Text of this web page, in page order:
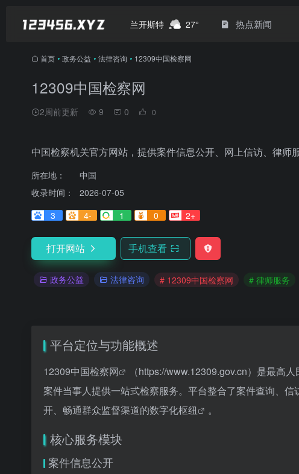
兰开斯特 27° 热点新闻
首页 • 政务公益 • 法律咨询 • 12309中国检察网
12309中国检察网
2周前更新 9 0 0
中国检察机关官方网站，提供案件信息公开、网上信访、律师
所在地：
中国
收录时间：
2026-07-05
3
4- 1 0 2+
打开网站 手机查看
政务公益 法律咨询 # 12309中国检察网 # 律师服务
平台定位与功能概述
12309中国检察网 （https://www.12309.gov.cn）是最高
案件当事人提供一站式检察服务。平台整合了案件查询、
开、畅通群众监督渠道的数字化枢纽
。
核心服务模块
案件信息公开